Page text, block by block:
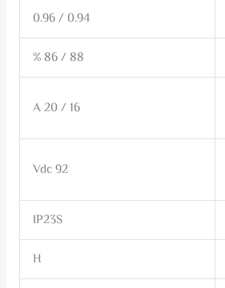
0.94 / 0.96
88 / 86 %
16 / 20 A
92 Vdc
IP23S
H